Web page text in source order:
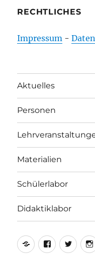
RECHTLICHES
Impressum -
Aktuelles
Personen
Materialien
Schülerlabor
Didaktiklabor
Yelp Facebook